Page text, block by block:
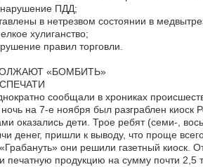
ПДД;
в нетрезвом состоянии в
хулиганство;
правил торговли.
«БОМБИТЬ»
сообщали в хрониках
на 7-е ноября был разграблен
оказались дети. Трое ребят (семи-,
денег, пришли к выводу, что проще
они решили газетный киоск.
печатную продукцию на сумму почти 2,5